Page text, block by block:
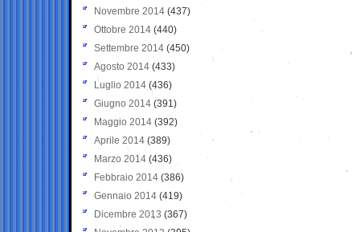
Novembre 2014 (437)
Ottobre 2014 (440)
Settembre 2014 (450)
Agosto 2014 (433)
Luglio 2014 (436)
Giugno 2014 (391)
Maggio 2014 (392)
Aprile 2014 (389)
Marzo 2014 (436)
Febbraio 2014 (386)
Gennaio 2014 (419)
Dicembre 2013 (367)